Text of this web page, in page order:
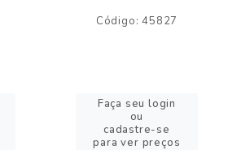
Código: 45827
Faça seu login
ou
cadastre-se
para ver preços